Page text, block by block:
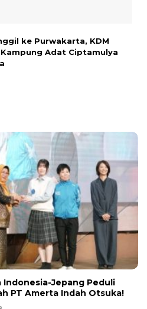
ke Purwakarta, KDM
Adat Ciptamulya
Indonesia-Jepang Peduli
PT Amerta Indah Otsuka!